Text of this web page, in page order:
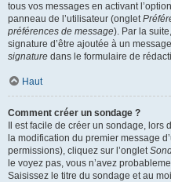
tous vos messages en activant
panneau de l’utilisateur (onglet
préférences de message). Par la
signature d’être ajoutée à un
signature dans le formulaire de
Haut
Comment créer un sondage ?
Il est facile de créer un sondage,
la modification du premier message
permissions), cliquez sur l’onglet
le voyez pas, vous n’avez
Saisissez le titre du sondage et au